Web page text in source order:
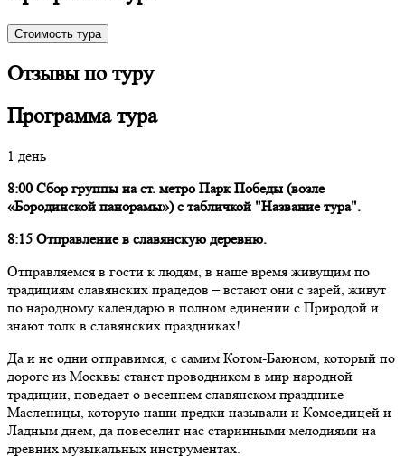
Стоимость тура
Отзывы по туру
Программа тура
1 день
8:00 Сбор группы на ст. метро Парк Победы (возле
«Бородинской панорамы»)с табличкой "Название тура".
8:15 Отправление в славянскую деревню.
Отправляемся в гости к людям, в наше время живущим по
традициям славянских прадедов – встают они с зарей, живут
по народному календарю в полном единении с Природой и
знают толк в славянских праздниках!
Да и не одни отправимся, с самим Котом-Баюном, который по
дороге из Москвы станет проводником в мир народной
традиции, поведает о весеннем славянском празднике
Масленицы, которую наши предки называли и Комоедицей и
Ладным днем, да повеселит нас старинными мелодиями на
древних музыкальных инструментах.